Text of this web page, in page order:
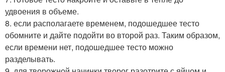
удвоения в объеме.
8. если располагаете временем, подошедшее тесто
обомните и дайте подойти во второй раз. Таким образом,
если времени нет, подошедшее тесто можно
разделывать.